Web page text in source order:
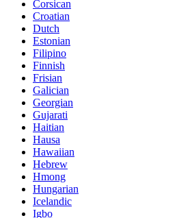
Corsican
Croatian
Dutch
Estonian
Filipino
Finnish
Frisian
Galician
Georgian
Gujarati
Haitian
Hausa
Hawaiian
Hebrew
Hmong
Hungarian
Icelandic
Igbo